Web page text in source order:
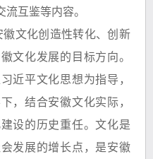
互鉴等内容。
文化创造性转化、创新
文化发展的目标方向。
近平文化思想为指导，
，结合安徽文化实际，
设的历史重任。文化是
发展的增长点，是安徽